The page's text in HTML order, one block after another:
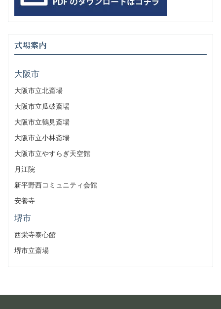
式場案内
大阪市
大阪市立北斎場
大阪市立瓜破斎場
大阪市立鶴見斎場
大阪市立小林斎場
大阪市立やすらぎ天空館
月江院
新平野西コミュニティ会館
安養寺
堺市
西栄寺泰心館
堺市立斎場